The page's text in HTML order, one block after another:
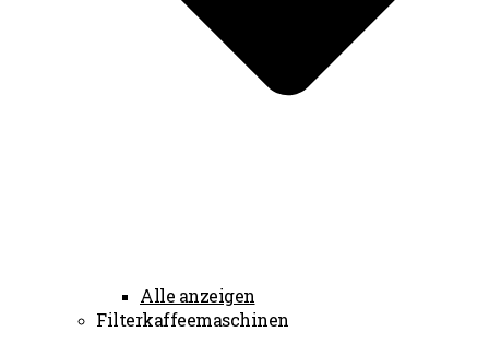
Alle anzeigen
Filterkaffeemaschinen